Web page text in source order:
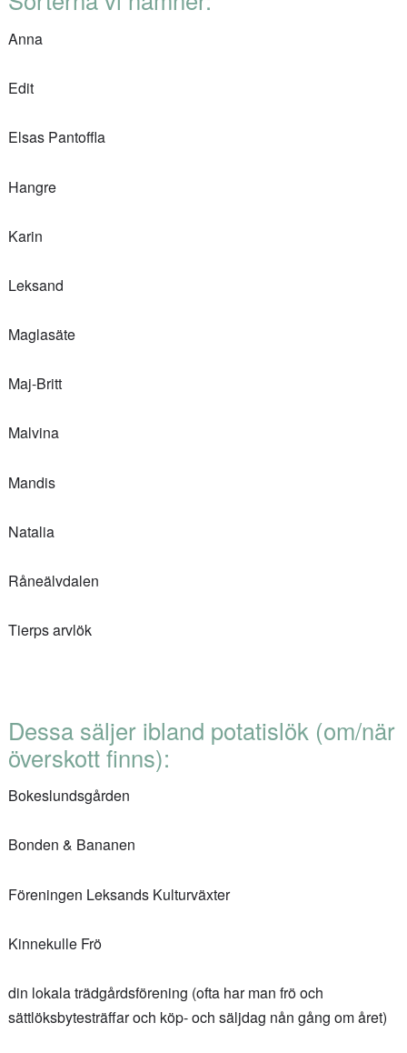
Anna
Edit
Elsas Pantoffla
Hangre
Karin
Leksand
Maglasäte
Maj-Britt
Malvina
Mandis
Natalia
Råneälvdalen
Tierps arvlök
Dessa säljer ibland potatislök (om/när
överskott finns):
Bokeslundsgården
Bonden & Bananen
Föreningen Leksands Kulturväxter
Kinnekulle Frö
din lokala trädgårdsförening (ofta har man frö och
sättlöksbytesträffar och köp- och säljdag nån gång om året)